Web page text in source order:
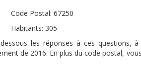
Code Postal: 67250
Habitants: 305
les réponses à ces questions,
de 2016. En plus du code postal,